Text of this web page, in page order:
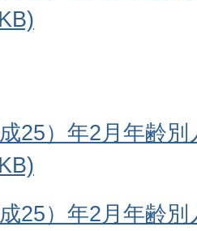
25）年2月年齢
25）年2月年齢